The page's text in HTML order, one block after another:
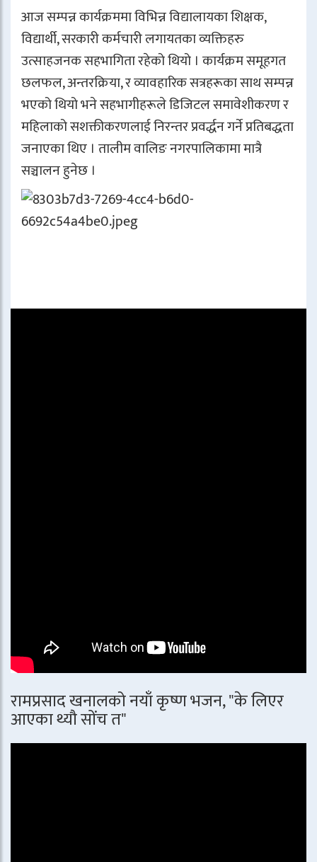
आज सम्पन्न कार्यक्रममा विभिन्न विद्यालायका शिक्षक,
विद्यार्थी, सरकारी कर्मचारी लगायतका व्यक्तिहरु
उत्साहजनक सहभागिता रहेको थियो । कार्यक्रम समूहगत
छलफल, अन्तरक्रिया, र व्यावहारिक सत्रहरूका साथ सम्पन्न
भएको थियो भने सहभागीहरूले डिजिटल समावेशीकरण र
महिलाको सशक्तीकरणलाई निरन्तर प्रवर्द्धन गर्ने प्रतिबद्धता
जनाएका थिए । तालीम वालिङ नगरपालिकामा मात्रै
सञ्चालन हुनेछ ।
रामप्रसाद खनालको नयाँ कृष्ण भजन, "के लिएर
आएका थ्यौ सोंच त"